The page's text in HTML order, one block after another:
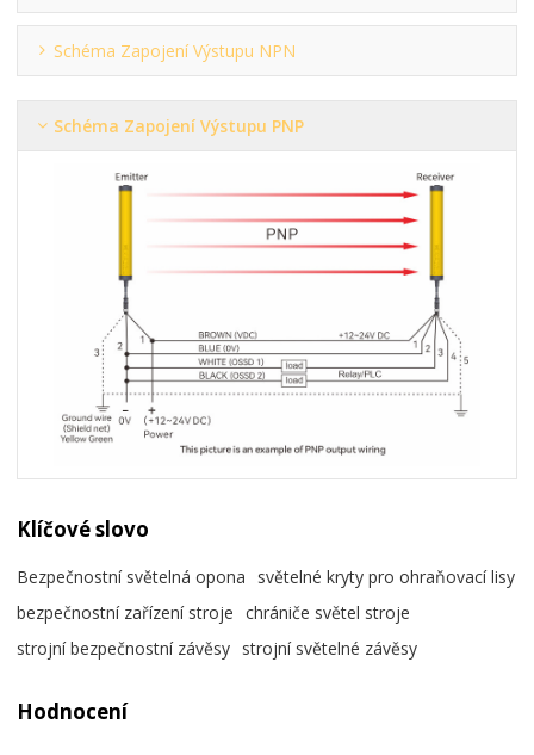
Schéma Zapojení Výstupu NPN
Schéma Zapojení Výstupu PNP
Klíčové slovo
Bezpečnostní světelná opona
světelné kryty pro ohraňovací lisy
bezpečnostní zařízení stroje
chrániče světel stroje
strojní bezpečnostní závěsy strojní světelné závěsy
Hodnocení